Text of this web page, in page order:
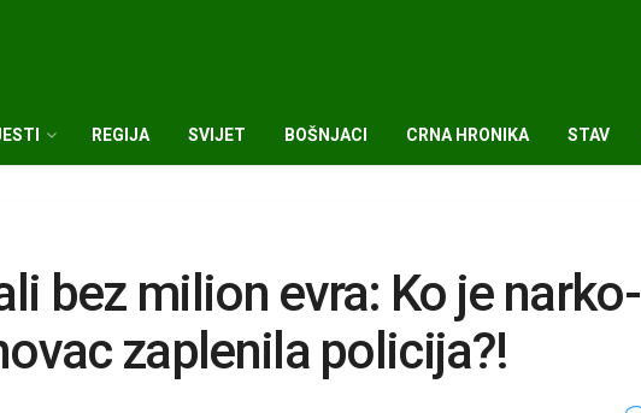
REGIJA SVIJET BOŠNJACI CRNA HRONIKA STAV
bez milion evra: Ko je narko-
zaplenila policija?!